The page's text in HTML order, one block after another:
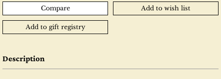
Compare Add to wish list
Add to gift registry
Description